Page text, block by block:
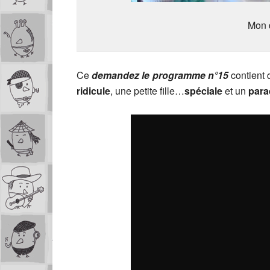
Mon
Cedemandez le programme n°15contient
ridicule, une petite fille…spécialeet un